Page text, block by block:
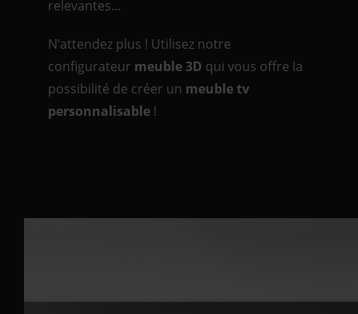
relevantes…
N’attendez plus ! Utilisez notre
configurateur meuble 3D qui vous offre la
possibilité de créer un meuble tv
personnalisable !